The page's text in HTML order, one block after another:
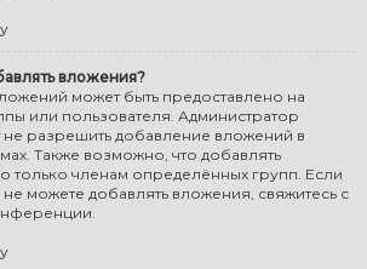
вложения?
может быть предоставлено на
или пользователя. Администратор
разрешить добавление вложений в
Также возможно, что добавлять
только членам определённых групп. Если
можете добавлять вложения, свяжитесь с